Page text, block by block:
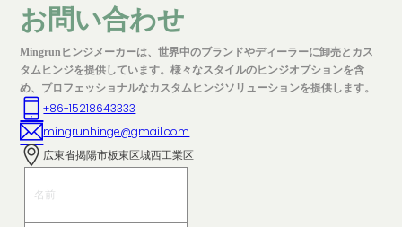
お問い合わせ
Mingrunヒンジメーカーは、世界中のブランドやディーラーに卸売とカス
タムヒンジを提供しています。様々なスタイルのヒンジオプションを含
め、プロフェッショナルなカスタムヒンジソリューションを提供します。
+86-15218643333
mingrunhinge@gmail.com
広東省揭陽市板東区城西工業区